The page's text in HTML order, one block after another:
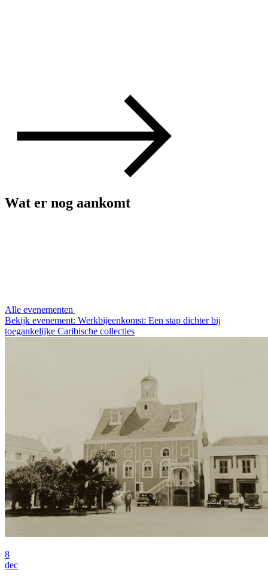
Wat er nog aankomt
Alle evenementen
Bekijk evenement: Werkbijeenkomst: Een stap dichter bij
toegankelijke Caribische collecties
8
dec